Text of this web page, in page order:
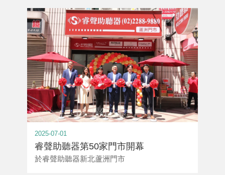
2025-07-01
睿聲助聽器第50家門市開幕
於睿聲助聽器新北蘆洲門市